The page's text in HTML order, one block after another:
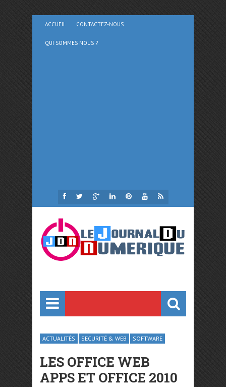
ACCUEIL CONTACTEZ-NOUS
QUI SOMMES NOUS ?
ACTUALITÉS SECURITÉ & WEB SOFTWARE
LES OFFICE WEB
APPS ET OFFICE 2010